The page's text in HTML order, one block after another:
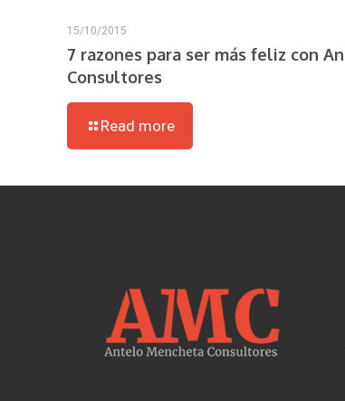
15/10/2015
7 razones para ser más feliz con
Consultores
Read more